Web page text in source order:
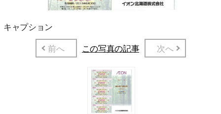
キャプション
前へ
この写真の記事 次へ